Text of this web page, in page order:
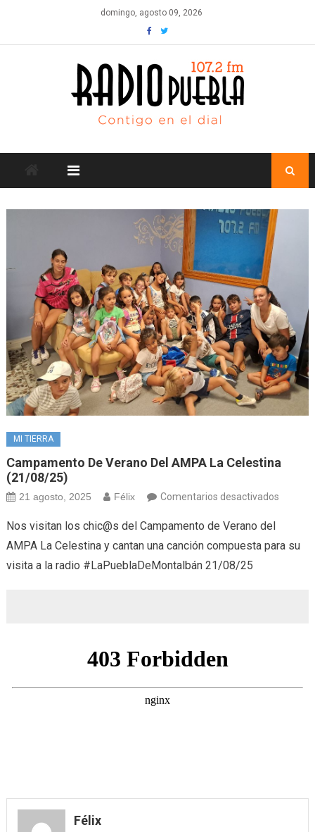
content
domingo, agosto 09, 2026
MI TIERRA
Campamento De Verano Del AMPA La Celestina
(21/08/25)
21 agosto, 2025 Félix Comentarios desactivadosen
Verano
Nos visitan los chic@s del Campamento de Verano del
AMPA La Celestina y cantan una canción compuesta para su
visita a la radio #LaPueblaDeMontalbán 21/08/25
Félix